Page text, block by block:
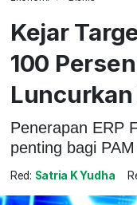
Kejar
100
Luncurkan
Penerapan ERP
penting bagi
Red: Satria K Yudha